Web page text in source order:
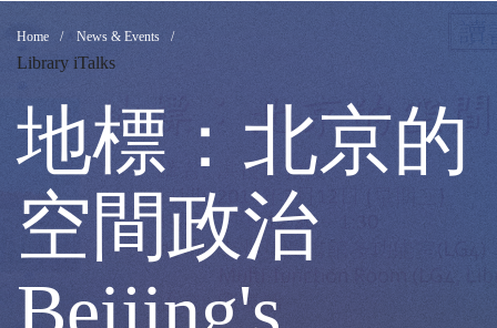
地
標：
北
京
Breadcrumb
Home News & Events
Library iTalks
地標：北京的
空間政治